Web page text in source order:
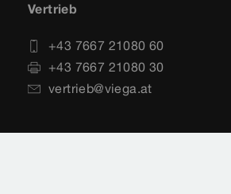
Vertrieb
+43 7667 21080 60
+43 7667 21080 30
vertrieb@viega.at